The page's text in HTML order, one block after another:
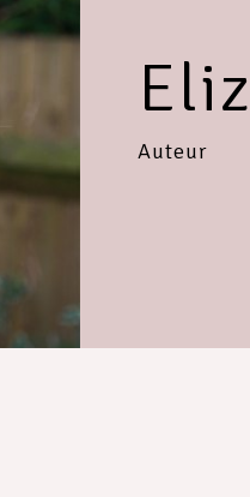
Auteur